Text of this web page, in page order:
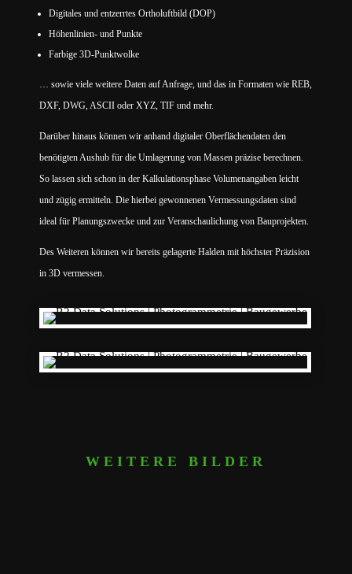
Digitales und entzerrtes Ortholuftbild (DOP)
Höhenlinien- und Punkte
Farbige 3D-Punktwolke
… sowie viele weitere Daten auf Anfrage, und das in Formaten wie REB,
DXF, DWG, ASCII oder XYZ, TIF und mehr.
Darüber hinaus können wir anhand digitaler Oberflächendaten den
benötigten Aushub für die Umlagerung von Massen präzise berechnen.
So lassen sich schon in der Kalkulationsphase Volumenangaben leicht
und zügig ermitteln. Die hierbei gewonnenen Vermessungsdaten sind
ideal für Planungszwecke und zur Veranschaulichung von Bauprojekten.
Des Weiteren können wir bereits gelagerte Halden mit höchster Präzision
in 3D vermessen.
WEITERE BILDER